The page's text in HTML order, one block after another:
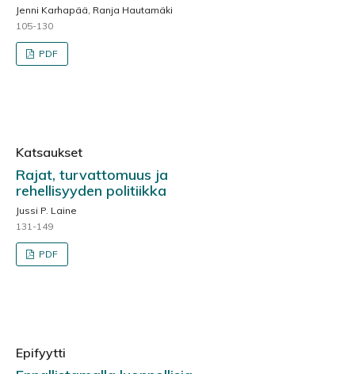
Jenni Karhapää, Ranja Hautamäki
105-130
PDF
Katsaukset
Rajat, turvattomuus ja
rehellisyyden politiikka
Jussi P. Laine
131-149
PDF
Epifyytti